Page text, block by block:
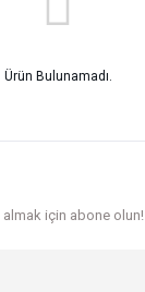
Ürün Bulunamadı.
almak için abone olun!